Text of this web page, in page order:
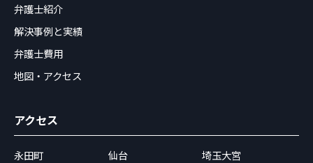
弁護士紹介
解決事例と実績
弁護士費用
地図・アクセス
アクセス
永田町 仙台
埼玉大宮